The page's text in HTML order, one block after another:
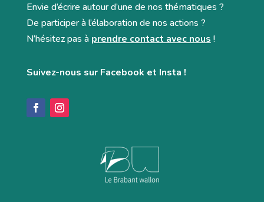
Envie d’écrire autour d’une de nos thématiques ?
De participer à l’élaboration de nos actions ?
N’hésitez pas à prendre contact avec nous !
Suivez-nous sur Facebook et Insta !